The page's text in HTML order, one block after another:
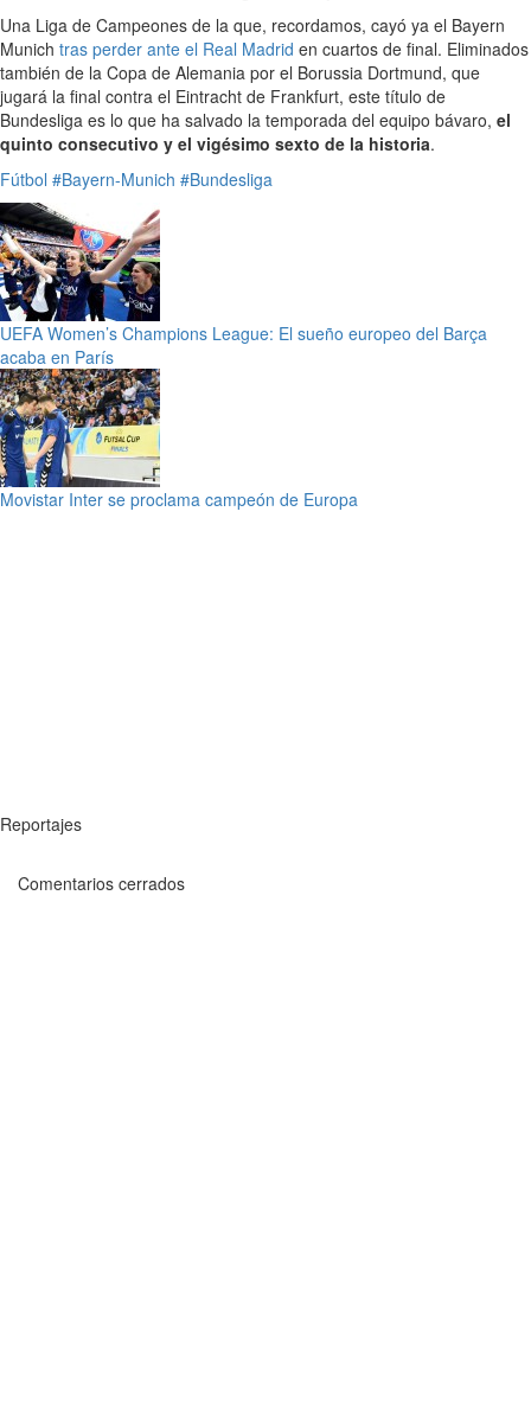
Una Liga de Campeones de la que, recordamos, cayó ya el Bayern
Munich tras perder ante el Real Madrid en cuartos de final. Eliminados
también de la Copa de Alemania por el Borussia Dortmund, que
jugará la final contra el Eintracht de Frankfurt, este título de
Bundesliga es lo que ha salvado la temporada del equipo bávaro, el
quinto consecutivo y el vigésimo sexto de la historia.
Fútbol #Bayern-Munich #Bundesliga
UEFA Women’s Champions League: El sueño europeo del Barça
acaba en París
Movistar Inter se proclama campeón de Europa
Reportajes
Comentarios cerrados